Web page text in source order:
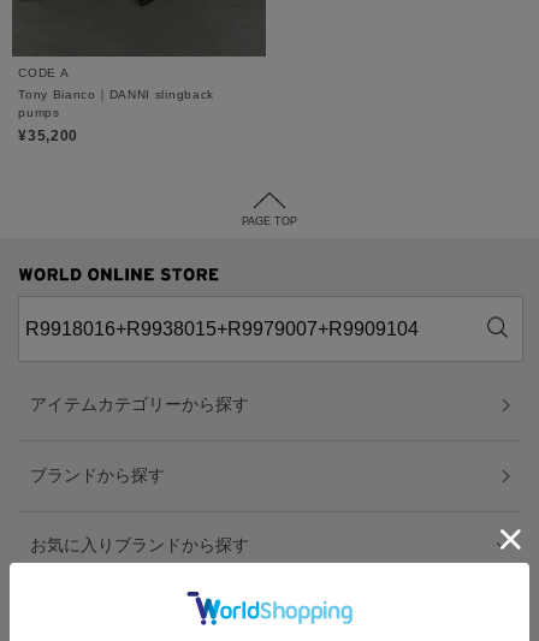
CODE A
Tony Bianco｜DANNI slingback
pumps
¥35,200
PAGE TOP
アイテムカテゴリーから探す
ブランドから探す
お気に入りブランドから探す